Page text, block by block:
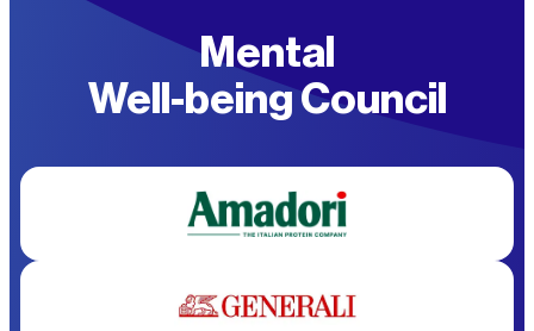
Mental
Well-being Council